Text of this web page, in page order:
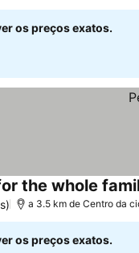
os preços exatos.
the whole
a 3.5 km de Centro da
os preços exatos.